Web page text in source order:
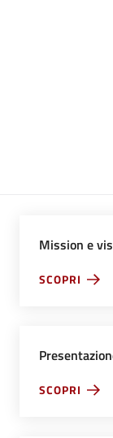
Mission e
SCOPRI
SCOPRI